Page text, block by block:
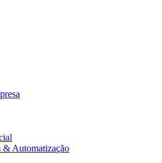
& Automatização